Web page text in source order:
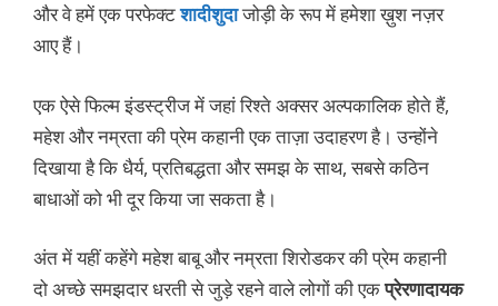
और वे हमें एक परफेक्टशादीशुदाजोड़ी के रूप में हमेशा ख़ुश नज़र
आए हैं।
एक ऐसे फिल्म इंडस्ट्रीज में जहां रिश्ते अक्सर अल्पकालिक होते हैं,
महेश और नम्रता की प्रेम कहानी एक ताज़ा उदाहरण है। उन्होंने
दिखाया है कि धैर्य, प्रतिबद्धता और समझ के साथ, सबसे कठिन
बाधाओं को भी दूर किया जा सकता है।
अंत में यहीं कहेंगे महेश बाबू और नम्रता शिरोडकर की प्रेम कहानी
दो अच्छे समझदार धरती से जुड़े रहने वाले लोगों की एकप्रेरणादायक